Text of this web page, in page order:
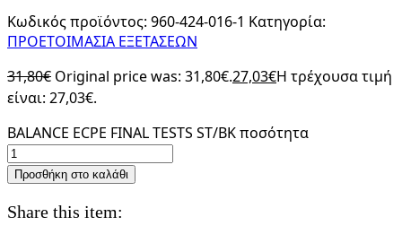
Κωδικός προϊόντος: 960-424-016-1 Κατηγορία:
ΠΡΟΕΤΟΙΜΑΣΙΑ ΕΞΕΤΑΣΕΩΝ
31,80€ Original price was: 31,80€.27,03€Η τρέχουσα τιμή
είναι: 27,03€.
BALANCE ECPE FINAL TESTS ST/BK ποσότητα
Προσθήκη στο καλάθι
Share this item: